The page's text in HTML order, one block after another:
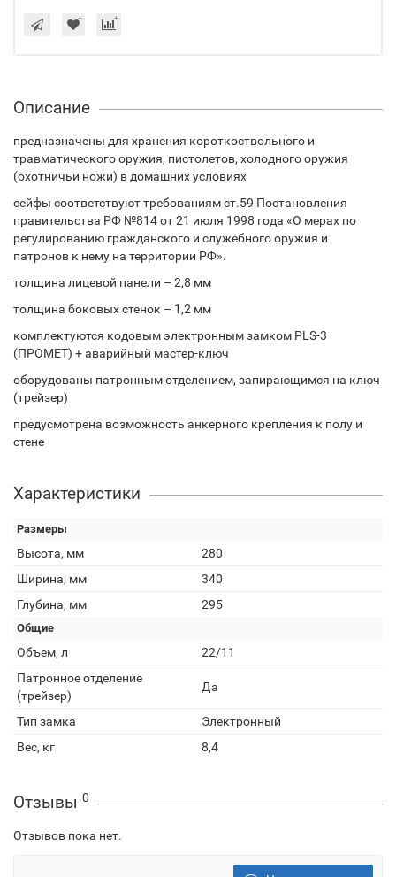
Описание
предназначены для хранения короткоствольного и
травматического оружия, пистолетов, холодного оружия
(охотничьи ножи) в домашних условиях
сейфы соответствуют требованиям ст.59 Постановления
правительства РФ №814 от 21 июля 1998 года «О мерах по
регулированию гражданского и служебного оружия и
патронов к нему на территории РФ».
толщина лицевой панели – 2,8 мм
толщина боковых стенок – 1,2 мм
комплектуются кодовым электронным замком PLS-3
(ПРОМЕТ) + аварийный мастер-ключ
оборудованы патронным отделением, запирающимся на ключ
(трейзер)
предусмотрена возможность анкерного крепления к полу и
стене
Характеристики
Размеры
Высота, мм
280
Ширина, мм
340
Глубина, мм
295
Общие
Объем, л
22/11
Патронное отделение
(трейзер)
Да
Тип замка
Электронный
Вес, кг
8,4
Отзывы 0
Отзывов пока нет.